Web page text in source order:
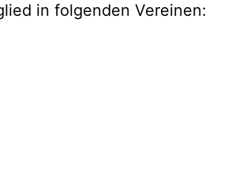
in folgenden Vereinen: